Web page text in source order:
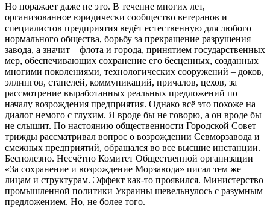
Но поражает даже не это. В течение многих лет,
организованное юридически сообщество ветеранов и
специалистов предприятия ведёт естественную для любого
нормального общества, борьбу за прекращение разрушения
завода, а значит – флота и города, принятием государственных
мер, обеспечивающих сохранение его бесценных, созданных
многими поколениями, технологических сооружений – доков,
эллингов, стапелей, коммуникаций, причалов, цехов, за
рассмотрение выработанных реальных предложений по
началу возрождения предприятия. Однако всё это похоже на
диалог немого с глухим. Я вроде бы не говорю, а он вроде бы
не слышит. По настоянию общественности Городской Совет
трижды рассматривал вопрос о возрождении Севморзавода и
смежных предприятий, обращался во все высшие инстанции.
Бесполезно. Несчётно Комитет Общественной организации
«За сохранение и возрождение Морзавода» писал тем же
лицам и структурам. Эффект как-то проявился. Министерство
промышленной политики Украины шевельнулось с разумным
предложением. Но, не более того.